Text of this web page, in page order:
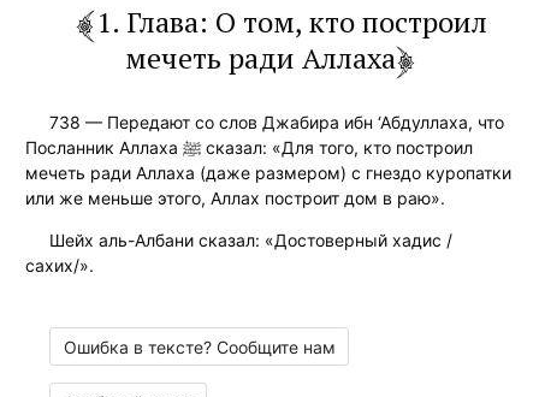
1. Глава: О том, кто построил
мечеть ради Аллаха
738 — Передают со слов Джабира ибн ‘Абдуллаха, что
Посланник Аллаха ﷺ сказал: «Для того, кто построил
мечеть ради Аллаха (даже размером) с гнездо куропатки
или же меньше этого, Аллах построит дом в раю».
Шейх аль-Албани сказал: «Достоверный хадис /
сахих/».
Ошибка в тексте? Сообщите нам